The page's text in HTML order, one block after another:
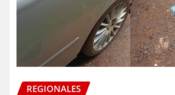
REGIONALES